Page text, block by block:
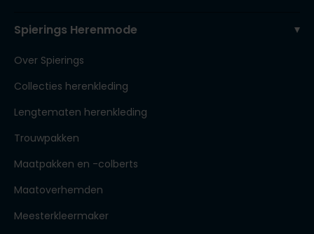
Spierings Herenmode
Over Spierings
Collecties herenkleding
Lengtematen herenkleding
Trouwpakken
Maatpakken en -colberts
Maatoverhemden
Meesterkleermaker